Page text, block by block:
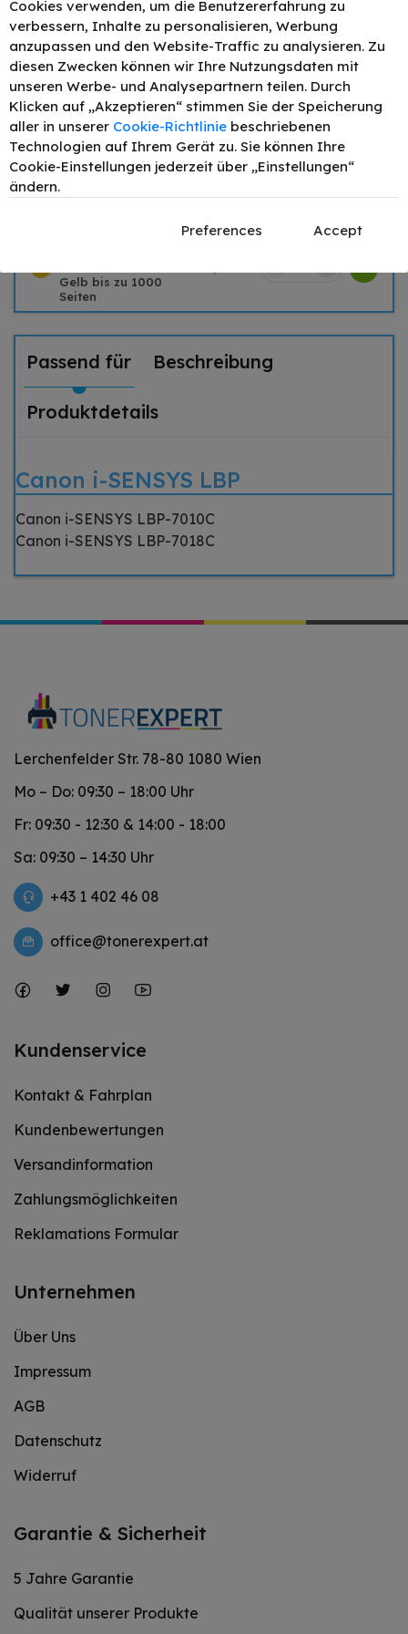
Zubehör
TONEX alternativ für
4369B002 Toner
Cyan bis zu 1000
Seiten
31,67 € – +
TONEX alternativ für
Canon 729M /
Magenta bis zu 1000
– +
TONEX alternativ für
Gelb bis zu 1000
Seiten
Passend für Beschreibung
Produktdetails
Canon i-SENSYS LBP
Canon i-SENSYS LBP-7010C
Canon i-SENSYS LBP-7018C
Lerchenfelder Str. 78-80 1080 Wien
Mo – Do: 09:30 – 18:00 Uhr
Fr: 09:30 - 12:30 & 14:00 - 18:00
Sa: 09:30 – 14:30 Uhr
+43 1 402 46 08
office@tonerexpert.at
Kundenservice
Kontakt & Fahrplan
Kundenbewertungen
Versandinformation
Zahlungsmöglichkeiten
Reklamations Formular
Unternehmen
Über Uns
Impressum
AGB
Datenschutz
Widerruf
Garantie & Sicherheit
5 Jahre Garantie
Qualität unserer Produkte
Cookies verwenden, um die Benutzererfahrung zu
verbessern, Inhalte zu personalisieren, Werbung
anzupassen und den Website-Traffic zu analysieren. Zu
diesen Zwecken können wir Ihre Nutzungsdaten mit
unseren Werbe- und Analysepartnern teilen. Durch
Klicken auf „Akzeptieren“ stimmen Sie der Speicherung
aller in unserer Cookie-Richtlinie beschriebenen
Technologien auf Ihrem Gerät zu. Sie können Ihre
Cookie-Einstellungen jederzeit über „Einstellungen“
ändern.
Preferences Accept